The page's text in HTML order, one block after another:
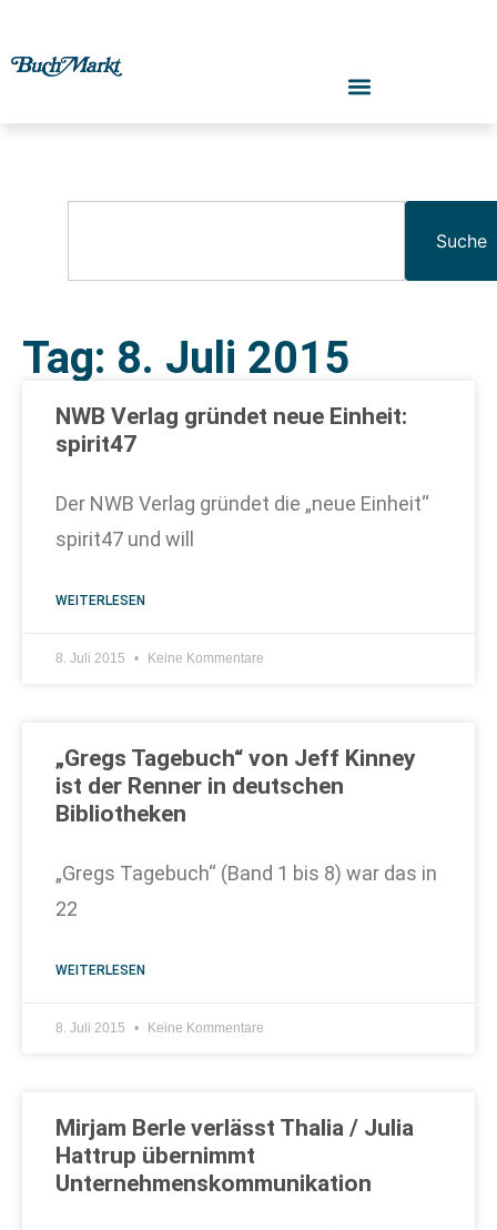
Suche
Tag: 8. Juli 2015
NWB Verlag gründet neue Einheit:
spirit47
Der NWB Verlag gründet die „neue Einheit“
spirit47 und will
WEITERLESEN
8. Juli 2015 Keine Kommentare
„Gregs Tagebuch“ von Jeff Kinney
ist der Renner in deutschen
Bibliotheken
„Gregs Tagebuch“ (Band 1 bis 8) war das in
22
WEITERLESEN
8. Juli 2015 Keine Kommentare
Mirjam Berle verlässt Thalia / Julia
Hattrup übernimmt
Unternehmenskommunikation